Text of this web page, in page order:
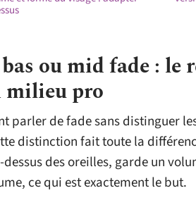
ou mid fade : le
milieu pro
parler de fade sans distinguer
distinction fait toute la
des oreilles, garde un
ce qui est exactement le but.